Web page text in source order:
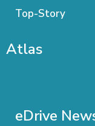
Top-Story
Atlas
eDrive